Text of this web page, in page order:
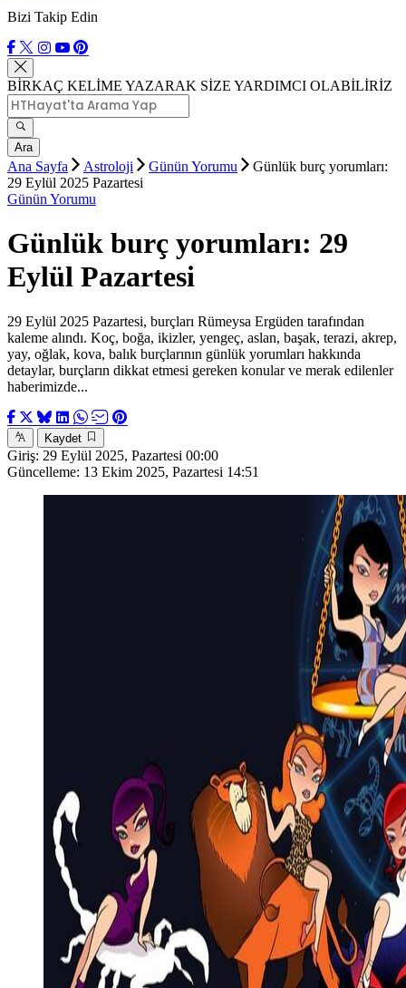
Bizi Takip Edin
BİRKAÇ KELİME YAZARAK SİZE YARDIMCI OLABİLİRİZ
Ara
Ana Sayfa Astroloji Günün Yorumu
Günlük burç yorumları:
29 Eylül 2025 Pazartesi
Günün Yorumu
Günlük burç yorumları: 29
Eylül Pazartesi
29 Eylül 2025 Pazartesi, burçları Rümeysa Ergüden tarafından
kaleme alındı. Koç, boğa, ikizler, yengeç, aslan, başak, terazi, akrep,
yay, oğlak, kova, balık burçlarının günlük yorumları hakkında
detaylar, burçların dikkat etmesi gereken konular ve merak edilenler
haberimizde...
Kaydet
Giriş: 29 Eylül 2025, Pazartesi 00:00
Güncelleme: 13 Ekim 2025, Pazartesi 14:51